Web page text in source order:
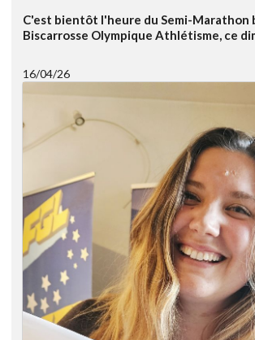
C'est bientôt l'heure du Semi-Marathon
Biscarrosse Olympique Athlétisme, ce
16/04/26